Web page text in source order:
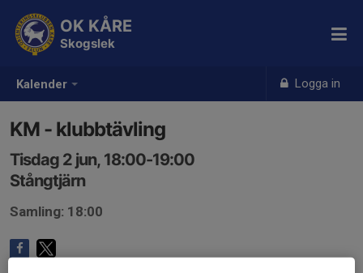
Kalender Logga in
OK KÅRE
Skogslek
KM - klubbtävling
Tisdag 2 jun, 18:00-19:00
Stångtjärn
Samling: 18:00